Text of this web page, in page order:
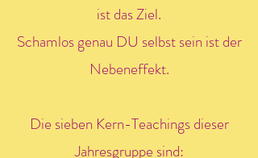
ist das Ziel.
Schamlos genau DU selbst sein ist der
Nebeneffekt.
Die sieben Kern-Teachings dieser
Jahresgruppe sind: